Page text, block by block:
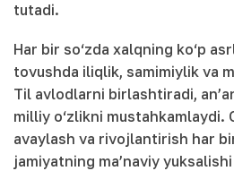
tutadi.
Har bir so‘zda xalqning ko‘p
tovushda iliqlik, samimiylik va
Til avlodlarni birlashtiradi,
milliy o‘zlikni mustahkamlaydi.
avaylash va rivojlantirish har
jamiyatning ma’naviy